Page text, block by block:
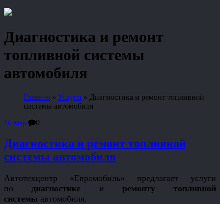
Диагностика и ремонт
топливной системы
автомобиля
Главная » Услуги » Диагностика и ремонт топливной
системы автомобиля
16 Мар 0
Диагностика и ремонт топливной
системы автомобиля
Автотехцентр «Евромобиль» предлагает услуги
по диагностике и ремонту топливной
системы автомобиля.